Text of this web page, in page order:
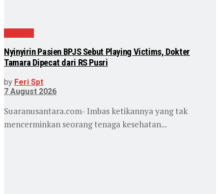
Nyinyirin Pasien BPJS Sebut Playing Victims, Dokter
Tamara Dipecat dari RS Pusri
by Feri Spt
7 August 2026
Suaranusantara.com- Imbas ketikannya yang tak
mencerminkan seorang tenaga kesehatan...